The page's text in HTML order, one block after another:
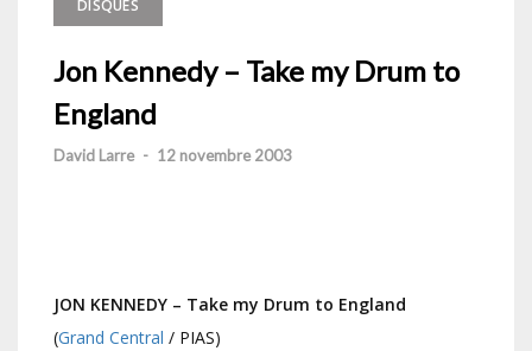
DISQUES
Jon Kennedy – Take my Drum to
England
David Larre - 12 novembre 2003
JON KENNEDY – Take my Drum to England
(Grand Central / PIAS)